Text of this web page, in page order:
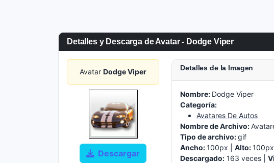
Detalles y Descarga de Avatar - Dodge Viper
AvatarDodge Viper
Descargar
Detalles de la Imagen
Nombre: Dodge Viper
Categoría:
Avatares De Autos
Nombre de Archivo:
Tipo de archivo:gif
Ancho:100px |Alto:
Descargado: 163 veces |